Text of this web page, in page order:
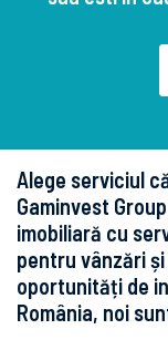
Alege serviciul
Gaminvest
imobiliară cu
pentru vânzări
oportunități de
România, noi